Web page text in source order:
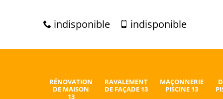
indisponible indisponible
RÉNOVATION
DE MAISON
13
RAVALEMENT
DE FAÇADE 13
MAÇONNERIE
PISCINE 13